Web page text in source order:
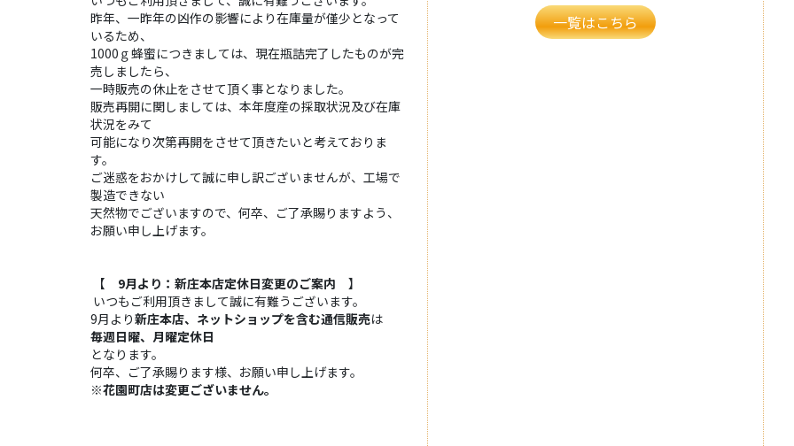
昨年、一昨年の凶作の影響により在庫量が僅少となって
いるため、
1000ｇ蜂蜜につきましては、現在瓶詰完了したものが完
売しましたら、
一時販売の休止をさせて頂く事となりました。
販売再開に関しましては、本年度産の採取状況及び在庫
状況をみて
可能になり次第再開をさせて頂きたいと考えておりま
す。
ご迷惑をおかけして誠に申し訳ございませんが、工場で
製造できない
天然物でございますので、何卒、ご了承賜りますよう、
お願い申し上げます。
【 9月より：新庄本店定休日変更のご案内 】
いつもご利用頂きまして誠に有難うございます。
9月より新庄本店、ネットショップを含む通信販売は
毎週日曜、月曜定休日
となります。
何卒、ご了承賜ります様、お願い申し上げます。
※花園町店は変更ございません。
一覧はこちら